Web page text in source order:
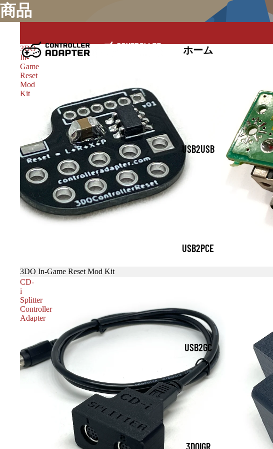
ホーム
USB2USB
USB2PCE
USB2GC
3DOIGR
商品
3DO
In-
Game
Reset
Mod
Kit
売り切れ
3DO In-Game Reset Mod Kit
CD-
i
Splitter
Controller
Adapter